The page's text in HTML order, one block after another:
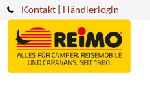
Kontakt | Händlerlogin